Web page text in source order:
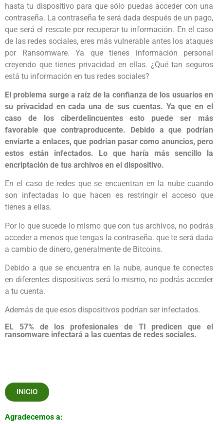
hasta tu dispositivo para que sólo puedas acceder con una
contraseña. La contraseña te será dada después de un pago,
que será el rescate por recuperar tu información. En el caso
de las redes sociales, eres más vulnerable antes los ataques
por Ransomware. Ya que tienes información personal
creyendo que tienes privacidad en ellas. ¿Qué tan seguros
está tu información en tus redes sociales?
El problema surge a raíz de la confianza de los usuarios en
su privacidad en cada una de sus cuentas. Ya que en el
caso de los ciberdelincuentes esto puede ser más
favorable que contraproducente. Debido a que podrían
enviarte a enlaces, que podrían pasar como anuncios, pero
estos están infectados. Lo que haría más sencillo la
encriptación de tus archivos en el dispositivo.
En el caso de redes que se encuentran en la nube cuando
son infectadas lo que hacen es restringir el acceso que
tienes a ellas.
Por lo que sucede lo mismo que con tus archivos, no podrás
acceder a menos que tengas la contraseña. que te será dada
a cambio de dinero, generalmente de Bitcoins.
Debido a que se encuentra en la nube, aunque te conectes
en diferentes dispositivos será lo mismo, no podrás acceder
a tu cuenta.
Además de que esos dispositivos podrían ser infectados.
EL 57% de los profesionales de TI predicen que el
ransomware infectará a las cuentas de redes sociales.
INICIO
Agradecemos a: